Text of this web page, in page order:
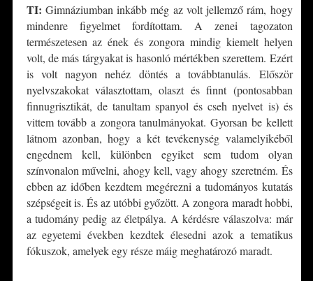
TI: Gimnáziumban inkább még az volt jellemző rám, hogy
mindenre figyelmet fordítottam. A zenei tagozaton
természetesen az ének és zongora mindig kiemelt helyen
volt, de más tárgyakat is hasonló mértékben szerettem. Ezért
is volt nagyon nehéz döntés a továbbtanulás. Először
nyelvszakokat választottam, olaszt és finnt (pontosabban
finnugrisztikát, de tanultam spanyol és cseh nyelvet is) és
vittem tovább a zongora tanulmányokat. Gyorsan be kellett
látnom azonban, hogy a két tevékenység valamelyikéből
engednem kell, különben egyiket sem tudom olyan
színvonalon művelni, ahogy kell, vagy ahogy szeretném. És
ebben az időben kezdtem megérezni a tudományos kutatás
szépségeit is. És az utóbbi győzött. A zongora maradt hobbi,
a tudomány pedig az életpálya. A kérdésre válaszolva: már
az egyetemi években kezdtek élesedni azok a tematikus
fókuszok, amelyek egy része máig meghatározó maradt.